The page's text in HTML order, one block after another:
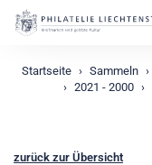
Startseite Sammeln
2021 - 2000
zurück zur Übersicht